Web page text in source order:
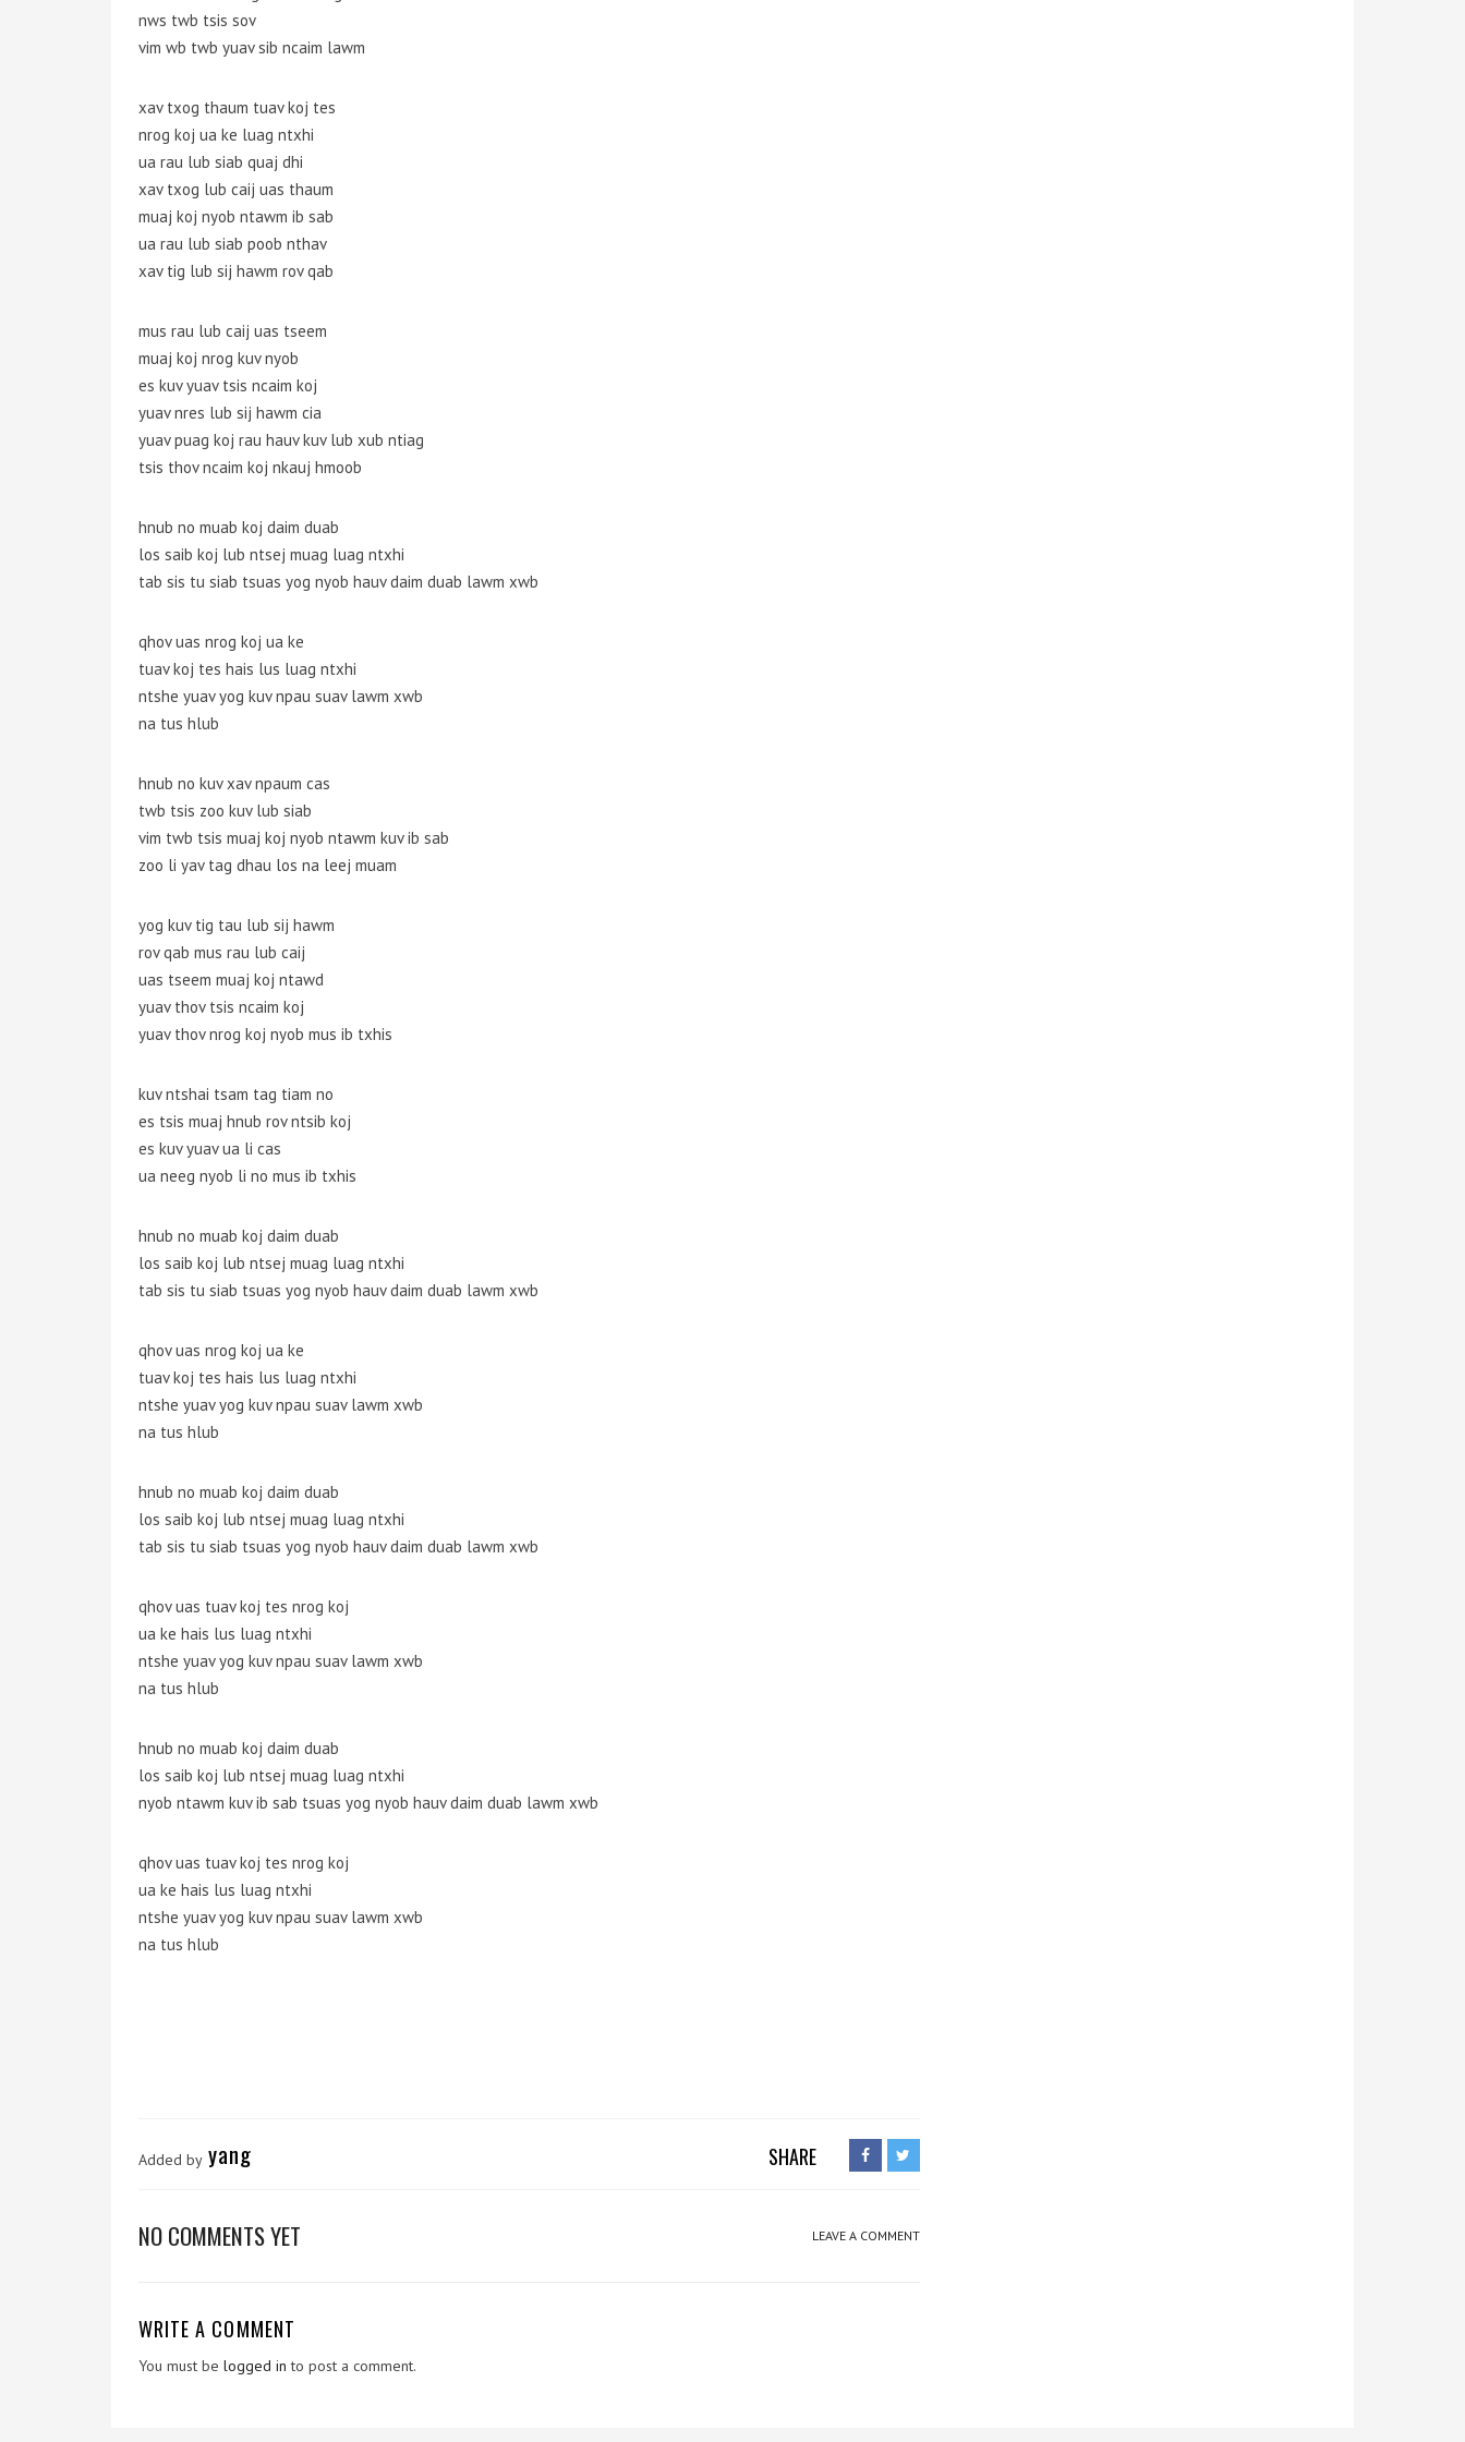
nws twb tsis sov
vim wb twb yuav sib ncaim lawm
xav txog thaum tuav koj tes
nrog koj ua ke luag ntxhi
ua rau lub siab quaj dhi
xav txog lub caij uas thaum
muaj koj nyob ntawm ib sab
ua rau lub siab poob nthav
xav tig lub sij hawm rov qab
mus rau lub caij uas tseem
muaj koj nrog kuv nyob
es kuv yuav tsis ncaim koj
yuav nres lub sij hawm cia
yuav puag koj rau hauv kuv lub xub ntiag
tsis thov ncaim koj nkauj hmoob
hnub no muab koj daim duab
los saib koj lub ntsej muag luag ntxhi
tab sis tu siab tsuas yog nyob hauv daim duab lawm xwb
qhov uas nrog koj ua ke
tuav koj tes hais lus luag ntxhi
ntshe yuav yog kuv npau suav lawm xwb
na tus hlub
hnub no kuv xav npaum cas
twb tsis zoo kuv lub siab
vim twb tsis muaj koj nyob ntawm kuv ib sab
zoo li yav tag dhau los na leej muam
yog kuv tig tau lub sij hawm
rov qab mus rau lub caij
uas tseem muaj koj ntawd
yuav thov tsis ncaim koj
yuav thov nrog koj nyob mus ib txhis
kuv ntshai tsam tag tiam no
es tsis muaj hnub rov ntsib koj
es kuv yuav ua li cas
ua neeg nyob li no mus ib txhis
hnub no muab koj daim duab
los saib koj lub ntsej muag luag ntxhi
tab sis tu siab tsuas yog nyob hauv daim duab lawm xwb
qhov uas nrog koj ua ke
tuav koj tes hais lus luag ntxhi
ntshe yuav yog kuv npau suav lawm xwb
na tus hlub
hnub no muab koj daim duab
los saib koj lub ntsej muag luag ntxhi
tab sis tu siab tsuas yog nyob hauv daim duab lawm xwb
qhov uas tuav koj tes nrog koj
ua ke hais lus luag ntxhi
ntshe yuav yog kuv npau suav lawm xwb
na tus hlub
hnub no muab koj daim duab
los saib koj lub ntsej muag luag ntxhi
nyob ntawm kuv ib sab tsuas yog nyob hauv daim duab lawm xwb
qhov uas tuav koj tes nrog koj
ua ke hais lus luag ntxhi
ntshe yuav yog kuv npau suav lawm xwb
na tus hlub
Added by yang SHARE
NO COMMENTS YET LEAVE A COMMENT
WRITE A COMMENT
You must be logged in to post a comment.